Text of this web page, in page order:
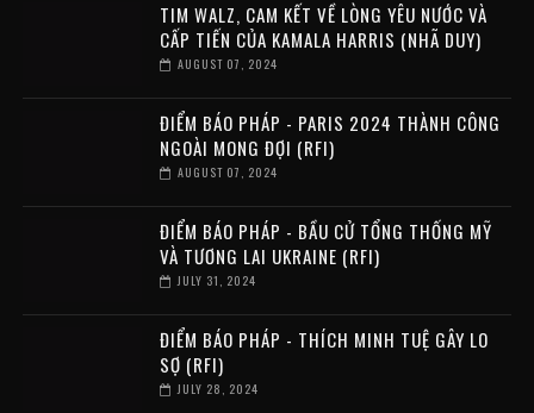
TIM WALZ, CAM KẾT VỀ LÒNG YÊU NƯỚC VÀ
CẤP TIẾN CỦA KAMALA HARRIS (NHÃ DUY)
AUGUST 07, 2024
ĐIỂM BÁO PHÁP - PARIS 2024 THÀNH CÔNG
NGOÀI MONG ĐỢI (RFI)
AUGUST 07, 2024
ĐIỂM BÁO PHÁP - BẦU CỬ TỔNG THỐNG MỸ
VÀ TƯƠNG LAI UKRAINE (RFI)
JULY 31, 2024
ĐIỂM BÁO PHÁP - THÍCH MINH TUỆ GÂY LO
SỢ (RFI)
JULY 28, 2024